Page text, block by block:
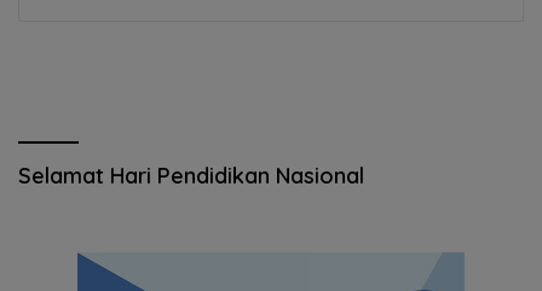
Selamat Hari Pendidikan Nasional